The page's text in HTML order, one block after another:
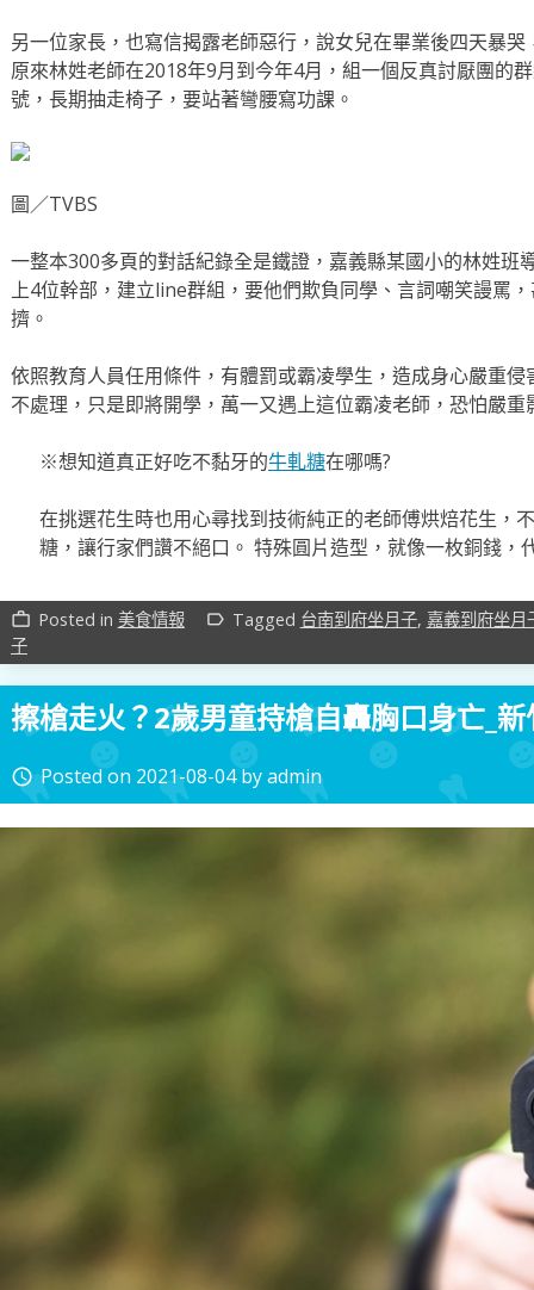
另一位家長，也寫信揭露老師惡行，說女兒在畢業後四天暴
原來林姓老師在2018年9月到今年4月，組一個反真討厭團的
號，長期抽走椅子，要站著彎腰寫功課。
圖／TVBS
一整本300多頁的對話紀錄全是鐵證，嘉義縣某國小的林姓班
上4位幹部，建立line群組，要他們欺負同學、言詞嘲笑謾罵
擠。
依照教育人員任用條件，有體罰或霸凌學生，造成身心嚴重
不處理，只是即將開學，萬一又遇上這位霸凌老師，恐怕嚴
※想知道真正好吃不黏牙的牛軋糖在哪嗎?
在挑選花生時也用心尋找到技術純正的老師傅烘焙花生，
糖，讓行家們讚不絕口。 特殊圓片造型，就像一枚銅錢，
work_outline Posted in 美食情報 label_outline Tagged 台南到府坐月子, 嘉義到府坐月
子
擦槍走火？2歲男童持槍自轟胸口身亡_
access_time Posted on 2021-08-04byadmin